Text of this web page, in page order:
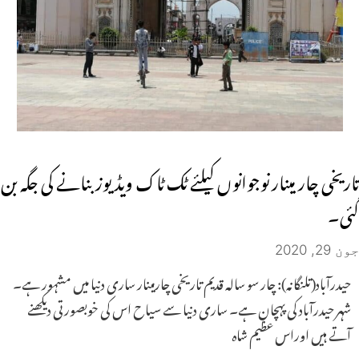
تاریخی چار مینار نوجوانوں کیلئے ٹک ٹاک ویڈیوز بنانے کی جگہ بن
گئی۔
جون 29, 2020
حیدرآباد(تلنگانہ): چار سو سالہ قدیم تاریخی چارمینار ساری دنیا میں مشہور ہے۔
شہر حیدرآباد کی پہچان ہے۔ ساری دنیا سے سیاح اس کی خوبصورتی دیکھنے
آتے ہیں اوراس عظیم شاہ